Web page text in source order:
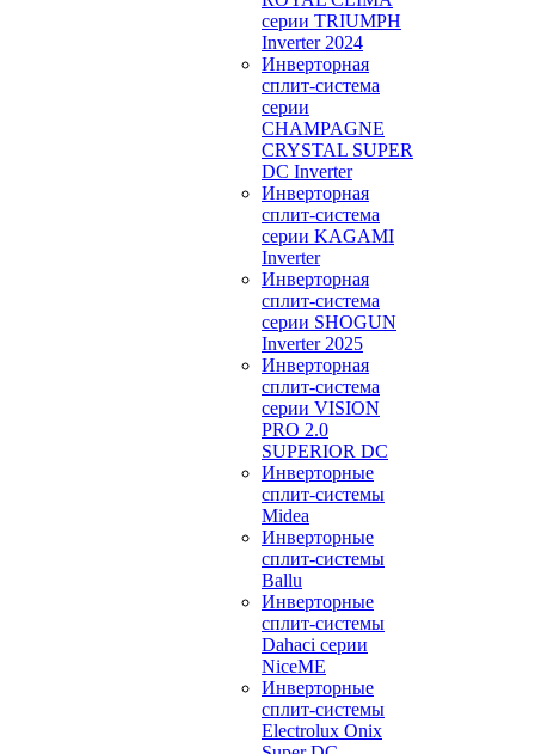
серии TRIUMPH
Inverter 2024
Инверторная
сплит-система
серии
CHAMPAGNE
CRYSTAL SUPER
DC Inverter
Инверторная
сплит-система
серии KAGAMI
Inverter
Инверторная
сплит-система
серии SHOGUN
Inverter 2025
Инверторная
сплит-система
серии VISION
PRO 2.0
SUPERIOR DC
Инверторные
сплит-системы
Midea
Инверторные
сплит-системы
Ballu
Инверторные
сплит-системы
Dahaci серии
NiceME
Инверторные
сплит-системы
Electrolux Onix